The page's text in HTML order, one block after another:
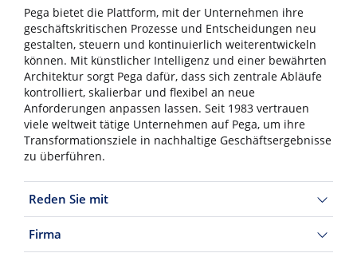
Pega bietet die Plattform, mit der Unternehmen ihre
geschäftskritischen Prozesse und Entscheidungen neu
gestalten, steuern und kontinuierlich weiterentwickeln
können. Mit künstlicher Intelligenz und einer bewährten
Architektur sorgt Pega dafür, dass sich zentrale Abläufe
kontrolliert, skalierbar und flexibel an neue
Anforderungen anpassen lassen. Seit 1983 vertrauen
viele weltweit tätige Unternehmen auf Pega, um ihre
Transformationsziele in nachhaltige Geschäftsergebnisse
zu überführen.
Reden Sie mit
Firma